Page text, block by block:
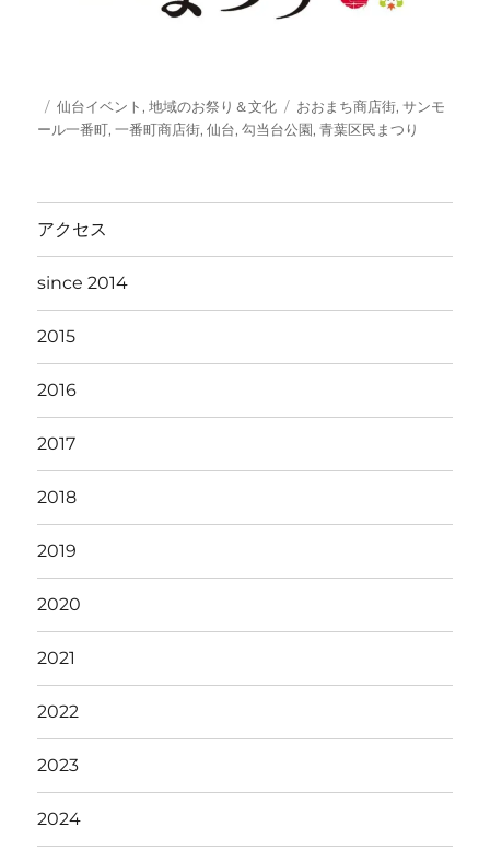
投
稿
カ
テ
仙台イベント ,地域のお祭り＆文化
タ
グ
おおまち商店街,サンモ
ール一番町,一番町商店街,仙台,勾当台公園,青葉区民まつり
アクセス
since 2014
2015
2016
2017
2018
2019
2020
2021
2022
2023
2024